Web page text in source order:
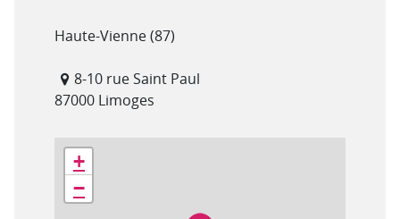
Département(s)
Haute-Vienne (87)
8-10 rue Saint Paul
87000 Limoges
Géolocalisation
+
−